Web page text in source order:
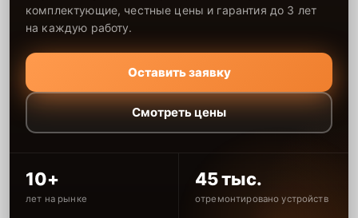
комплектующие, честные цены и гарантия до 3 лет
на каждую работу.
Оставить заявку
Смотреть цены
10+
лет на рынке
45 тыс.
отремонтировано устройств